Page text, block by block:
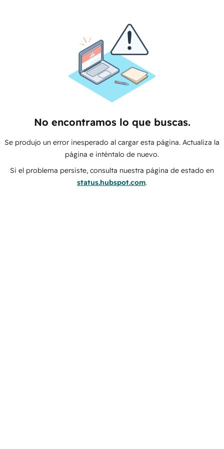
No encontramos lo que buscas.
Se produjo un error inesperado al cargar esta página. Actualiza la
página e inténtalo de nuevo.
Si el problema persiste, consulta nuestra página de estado en
status.hubspot.com.